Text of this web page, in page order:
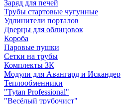
Заряд для печей
Трубы стартовые чугунные
Удлинители порталов
Дверцы для облицовок
Короба
Паровые пушки
Сетки на трубы
Комплекты ЗК
Модули для Авангард и Искандер
Теплообменники
"Tytan Professional"
"Весёлый трубочист"